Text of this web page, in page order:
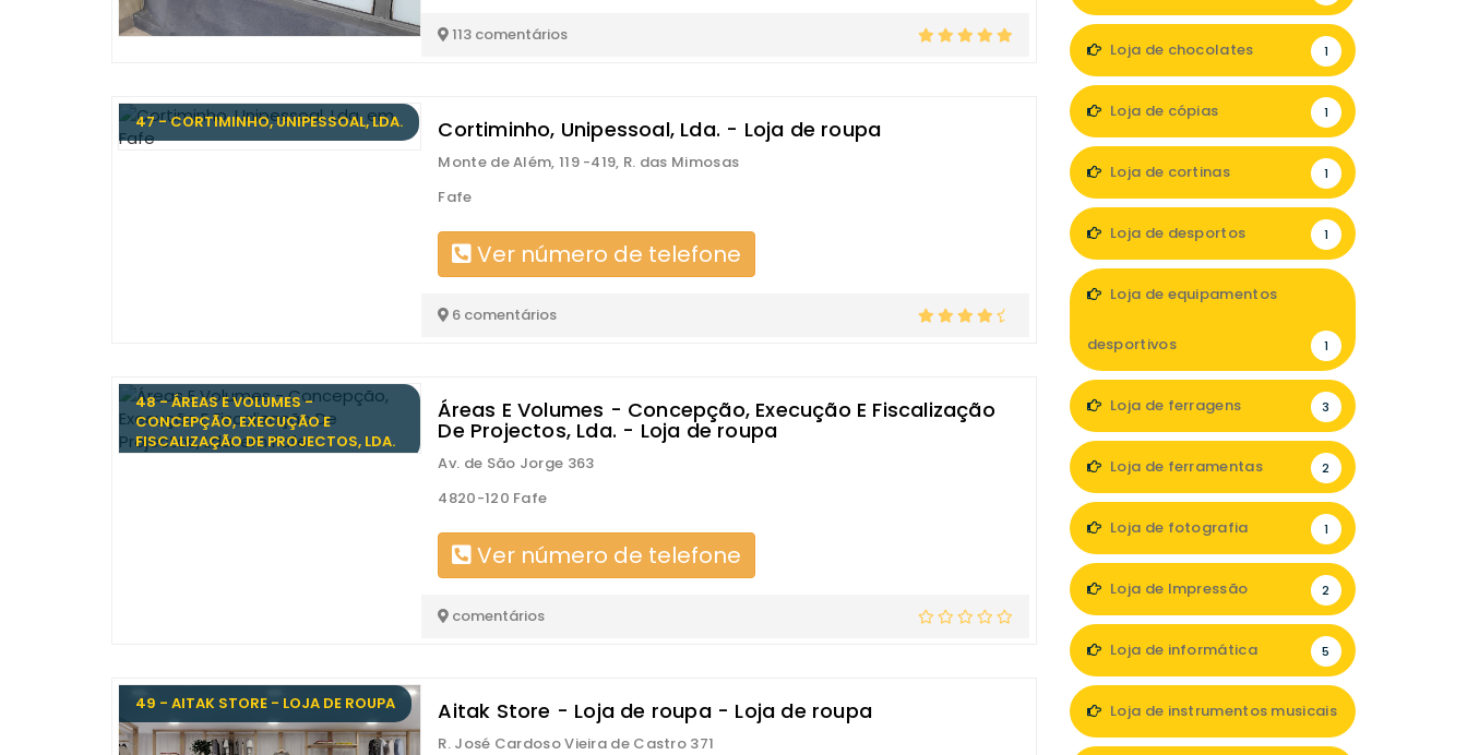
113 comentários
47 - CORTIMINHO, UNIPESSOAL, LDA. Cortiminho, Unipessoal, Lda. - Loja de roupa
Monte de Além, 119 -419, R. das Mimosas
Fafe
Ver número de telefone
6 comentários
48 - ÁREAS E VOLUMES -
CONCEPÇÃO, EXECUÇÃO E
FISCALIZAÇÃO DE PROJECTOS, LDA.
Áreas E Volumes - Concepção, Execução E Fiscalização
De Projectos, Lda. - Loja de roupa
Av. de São Jorge 363
4820-120 Fafe
Ver número de telefone
comentários
49 - AITAK STORE - LOJA DE ROUPA Aitak Store - Loja de roupa - Loja de roupa
R. José Cardoso Vieira de Castro 371
Loja de chocolates 1
Loja de cópias 1
Loja de cortinas 1
Loja de desportos 1
Loja de equipamentos
desportivos 1
Loja de ferragens 3
Loja de ferramentas 2
Loja de fotografia 1
Loja de Impressão 2
Loja de informática 5
Loja de instrumentos musicais